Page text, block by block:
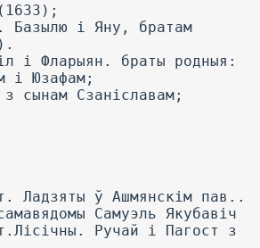
Базылю і Яну, братам
і Фларыян. браты родныя:
і Юзафам;
сынам Сзаніславам;
Ладзяты ў Ашмянскім пав..
Самуэль Якубавіч
Ручай і Пагост з